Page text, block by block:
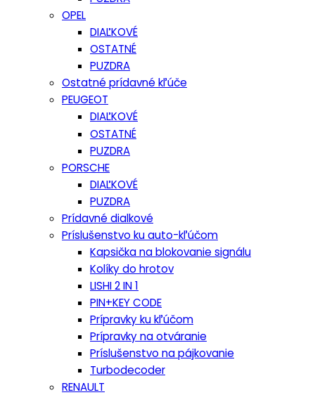
OPEL
DIAĽKOVÉ
OSTATNÉ
PUZDRA
Ostatné prídavné kľúče
PEUGEOT
DIAĽKOVÉ
OSTATNÉ
PUZDRA
PORSCHE
DIAĽKOVÉ
PUZDRA
Prídavné dialkové
Príslušenstvo ku auto-kľúčom
Kapsička na blokovanie signálu
Kolíky do hrotov
LISHI 2 IN 1
PIN+KEY CODE
Prípravky ku kľúčom
Prípravky na otváranie
Príslušenstvo na pájkovanie
Turbodecoder
RENAULT